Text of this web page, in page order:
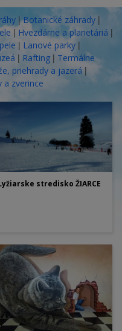
|Botanické záhrady |
| Hvezdárne a planetáriá |
| Lanové parky |
| Rafting | Termálne
priehrady a jazerá|
a zverince
stredisko ŽIARCE